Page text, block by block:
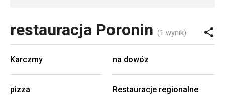
restauracja Poronin (1 wynik)
Karczmy na dowóz
pizza Restauracje regionalne